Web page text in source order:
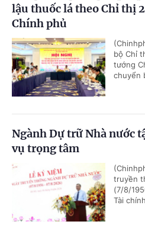
lậu thuốc lá theo Chỉ thị
Chính phủ
bộ Chỉ
tướng
chuyển
Ngành Dự trữ Nhà nước
vụ trọng tâm
truyền
(7/8/
Tài